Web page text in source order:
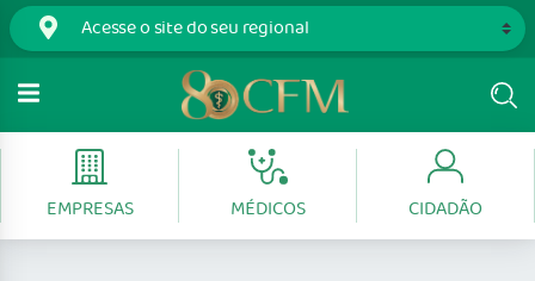
EMPRESAS MÉDICOS CIDADÃO